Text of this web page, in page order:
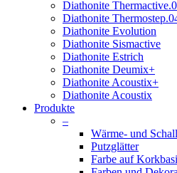
Diathonite
Diathonite
Diathonite Evolution
Diathonite Sismactive
Diathonite Estrich
Diathonite Deumix+
Diathonite Acoustix+
Diathonite Acoustix
Produkte
–
Wärme- und
Putzglätter
Farbe auf